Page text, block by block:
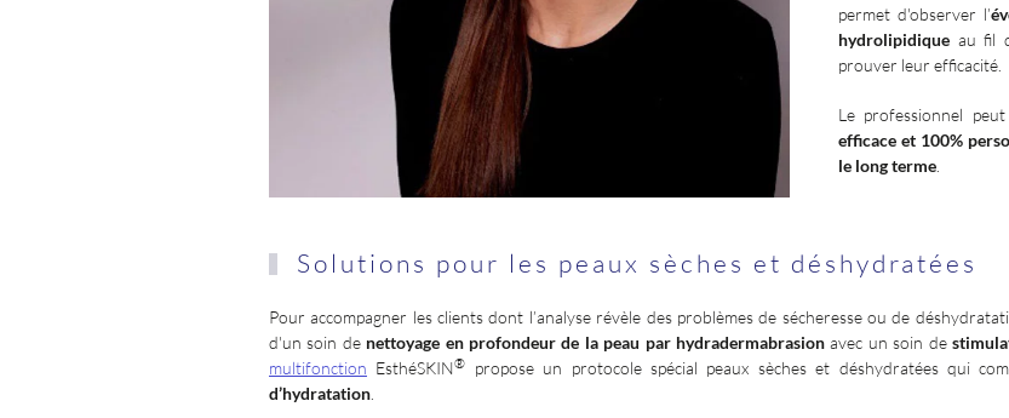
permet d'observer l’
hydrolipidique au fil
prouver leur efficacité.
Le professionnel
efficace et 100%
le long terme
Solutions pour les peaux sèches et déshydratées
Pour accompagner les clients dont l’analyse révèle des problèmes de sécheresse ou de
d'un soin de nettoyage en profondeur de la peau par hydradermabrasionavec un soin de
multifonction EsthéSKIN® propose un protocole spécial peaux sèches et déshydratées qui
d’hydratation